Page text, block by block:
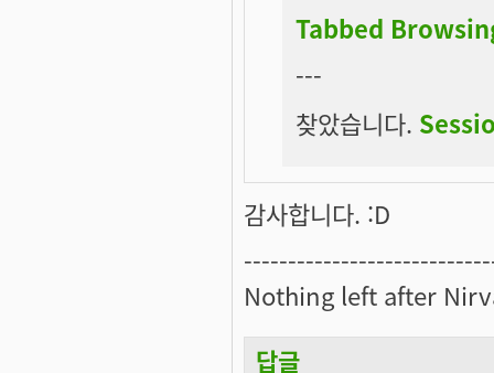
Tabbed
---
찾았습니다.
감사합니다. :D
Nothing left after
답글